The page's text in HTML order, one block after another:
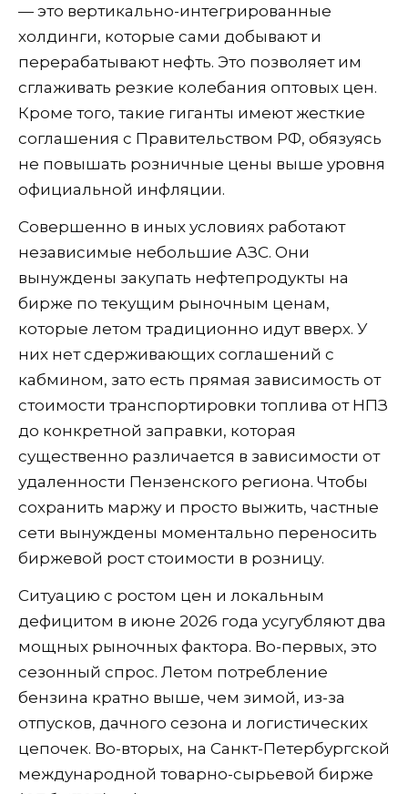
— это вертикально-интегрированные
холдинги, которые сами добывают и
перерабатывают нефть. Это позволяет им
сглаживать резкие колебания оптовых цен.
Кроме того, такие гиганты имеют жесткие
соглашения с Правительством РФ, обязуясь
не повышать розничные цены выше уровня
официальной инфляции.
Совершенно в иных условиях работают
независимые небольшие АЗС. Они
вынуждены закупать нефтепродукты на
бирже по текущим рыночным ценам,
которые летом традиционно идут вверх. У
них нет сдерживающих соглашений с
кабмином, зато есть прямая зависимость от
стоимости транспортировки топлива от НПЗ
до конкретной заправки, которая
существенно различается в зависимости от
удаленности Пензенского региона. Чтобы
сохранить маржу и просто выжить, частные
сети вынуждены моментально переносить
биржевой рост стоимости в розницу.
Ситуацию с ростом цен и локальным
дефицитом в июне 2026 года усугубляют два
мощных рыночных фактора. Во-первых, это
сезонный спрос. Летом потребление
бензина кратно выше, чем зимой, из-за
отпусков, дачного сезона и логистических
цепочек. Во-вторых, на Санкт-Петербургской
международной товарно-сырьевой бирже